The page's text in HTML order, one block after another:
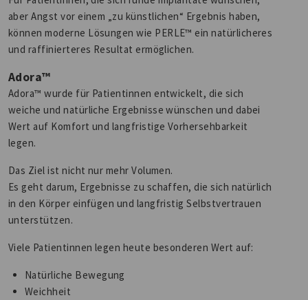
aber Angst vor einem „zu künstlichen“ Ergebnis haben,
können moderne Lösungen wie PERLE™ ein natürlicheres
und raffinierteres Resultat ermöglichen.
Adora™
Adora™ wurde für Patientinnen entwickelt, die sich
weiche und natürliche Ergebnisse wünschen und dabei
Wert auf Komfort und langfristige Vorhersehbarkeit
legen.
Das Ziel ist nicht nur mehr Volumen.
Es geht darum, Ergebnisse zu schaffen, die sich natürlich
in den Körper einfügen und langfristig Selbstvertrauen
unterstützen.
Viele Patientinnen legen heute besonderen Wert auf:
Natürliche Bewegung
Weichheit